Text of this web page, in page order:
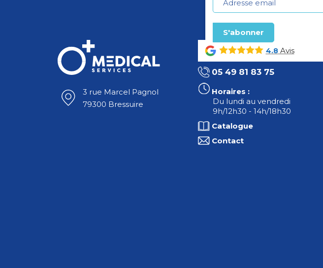
3 rue Marcel Pagnol
79300 Bressuire
4.8Avis
05 49 81 83 75
Horaires :
Du lundi au vendredi
9h/12h30 - 14h/18h30
Catalogue
Contact